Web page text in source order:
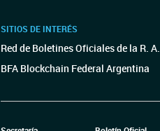
SITIOS DE INTERÉS
Red de Boletines Oficiales de la R. A.
BFA Blockchain Federal Argentina